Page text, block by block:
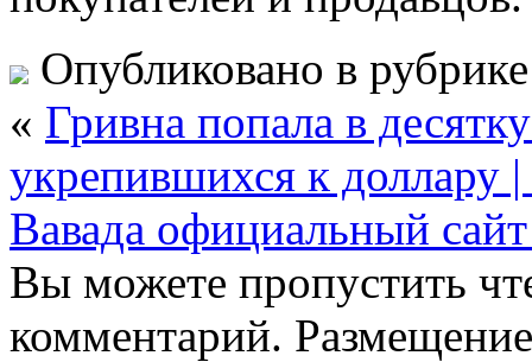
Опубликовано в
« Гривна попала в
укрепившихся к доллару |
Вавада официальный сайт
Вы можете пропустить
комментарий.